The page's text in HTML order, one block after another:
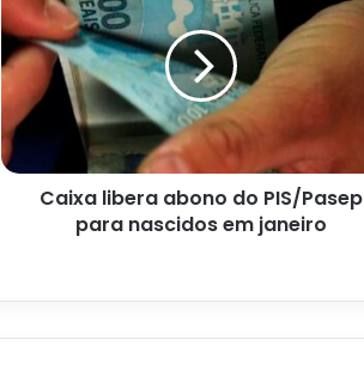
abono
do
PIS/Pasep
para
nascidos
em
janeiro
Caixa libera abono do PIS/Pasep
para nascidos em janeiro